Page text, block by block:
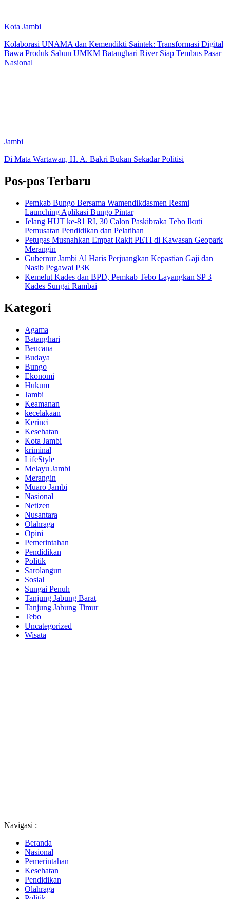
Kota Jambi
Kolaborasi UNAMA dan Kemendikti Saintek: Transformasi Digital
Bawa Produk Sabun UMKM Batanghari River Siap Tembus Pasar
Nasional
Jambi
Di Mata Wartawan, H. A. Bakri Bukan Sekadar Politisi
Pos-pos Terbaru
Pemkab Bungo Bersama Wamendikdasmen Resmi
Launching Aplikasi Bungo Pintar
Jelang HUT ke-81 RI, 30 Calon Paskibraka Tebo Ikuti
Pemusatan Pendidikan dan Pelatihan
Petugas Musnahkan Empat Rakit PETI di Kawasan Geopark
Merangin
Gubernur Jambi Al Haris Perjuangkan Kepastian Gaji dan
Nasib Pegawai P3K
Kemelut Kades dan BPD, Pemkab Tebo Layangkan SP 3
Kades Sungai Rambai
Kategori
Agama
Batanghari
Bencana
Budaya
Bungo
Ekonomi
Hukum
Jambi
Keamanan
kecelakaan
Kerinci
Kesehatan
Kota Jambi
kriminal
LifeStyle
Melayu Jambi
Merangin
Muaro Jambi
Nasional
Netizen
Nusantara
Olahraga
Opini
Pemerintahan
Pendidikan
Politik
Sarolangun
Sosial
Sungai Penuh
Tanjung Jabung Barat
Tanjung Jabung Timur
Tebo
Uncategorized
Wisata
Navigasi :
Beranda
Nasional
Pemerintahan
Kesehatan
Pendidikan
Olahraga